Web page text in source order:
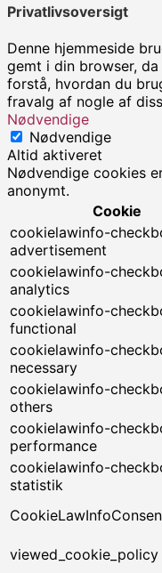
Privatlivsoversigt
Denne hjemmeside
gemt i din browser,
forstå, hvordan du
fravalg af nogle af
Nødvendige
Nødvendige
Altid aktiveret
Nødvendige cookies
anonymt.
Cookie
cookielawinfo-
advertisement
cookielawinfo-
analytics
cookielawinfo-
functional
cookielawinfo-
necessary
cookielawinfo-
others
cookielawinfo-
performance
cookielawinfo-
statistik
viewed_cookie_policy